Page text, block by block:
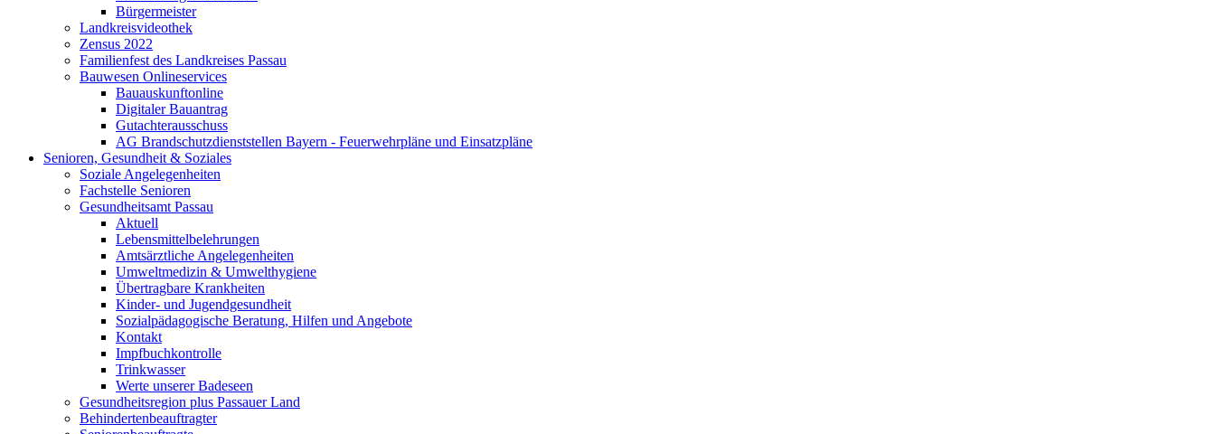
Bürgermeister
Landkreisvideothek
Zensus 2022
Familienfest des Landkreises Passau
Bauwesen Onlineservices
Bauauskunftonline
Digitaler Bauantrag
Gutachterausschuss
AG Brandschutzdienststellen Bayern - Feuerwehrpläne und Einsatzpläne
Senioren, Gesundheit & Soziales
Soziale Angelegenheiten
Fachstelle Senioren
Gesundheitsamt Passau
Aktuell
Lebensmittelbelehrungen
Amtsärztliche Angelegenheiten
Umweltmedizin & Umwelthygiene
Übertragbare Krankheiten
Kinder- und Jugendgesundheit
Sozialpädagogische Beratung, Hilfen und Angebote
Kontakt
Impfbuchkontrolle
Trinkwasser
Werte unserer Badeseen
Gesundheitsregion plus Passauer Land
Behindertenbeauftragter